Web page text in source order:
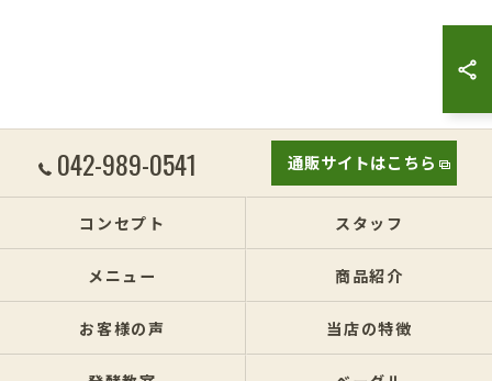
042-989-0541 通販サイトはこちら
コンセプト スタッフ
メニュー 商品紹介
お客様の声 当店の特徴